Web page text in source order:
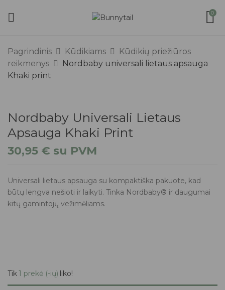
0
Pagrindinis Kūdikiams
Kūdikių priežiūros
reikmenys
Nordbaby universali lietaus apsauga
Khaki print
Nordbaby Universali Lietaus
Apsauga Khaki Print
30,95 € su PVM
Universali lietaus apsauga su kompaktiška pakuote, kad
būtų lengva nešioti ir laikyti. Tinka Nordbaby® ir daugumai
kitų gamintojų vežimėliams.
Tik1 prekė (-ių) liko!